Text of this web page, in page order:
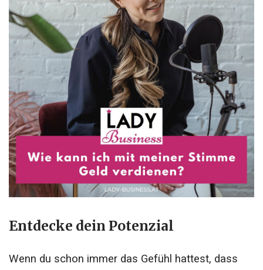
Entdecke dein Potenzial
Wenn du schon immer das Gefühl hattest, dass